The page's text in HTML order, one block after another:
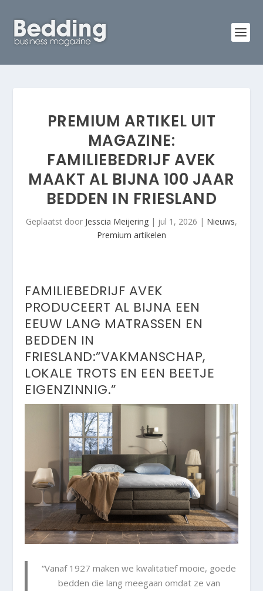
PREMIUM ARTIKEL UIT
MAGAZINE:
FAMILIEBEDRIJF AVEK
MAAKT AL BIJNA 100 JAAR
BEDDEN IN FRIESLAND
Geplaatst door Jesscia Meijering | jul 1, 2026 | Nieuws,
Premium artikelen
FAMILIEBEDRIJF AVEK
PRODUCEERT AL BIJNA EEN
EEUW LANG MATRASSEN EN
BEDDEN IN
FRIESLAND:”VAKMANSCHAP,
LOKALE TROTS EN EEN BEETJE
EIGENZINNIG.”
“Vanaf 1927 maken we kwalitatief mooie, goede
bedden die lang meegaan omdat ze van